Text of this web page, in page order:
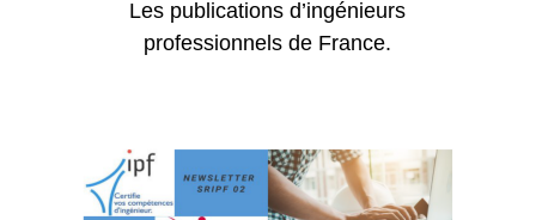
Les publications d’ingénieurs
professionnels de France.